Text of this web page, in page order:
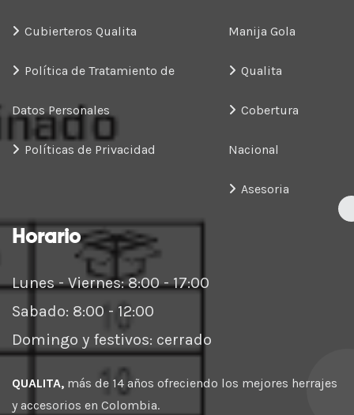
Cubierteros Qualita
Política de Tratamiento de
Datos Personales
Políticas de Privacidad
Manija Gola
Qualita
Cobertura
Nacional
Asesoria
Horario
Lunes - Viernes: 8:00 - 17:00
Sabado: 8:00 - 12:00
Domingo y festivos: cerrado
QUALITA, más de 14 años ofreciendo los mejores herrajes
y accesorios en Colombia.